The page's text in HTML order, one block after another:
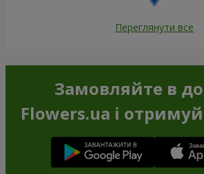
Переглянути все
Замовляйте в
Flowers.ua і